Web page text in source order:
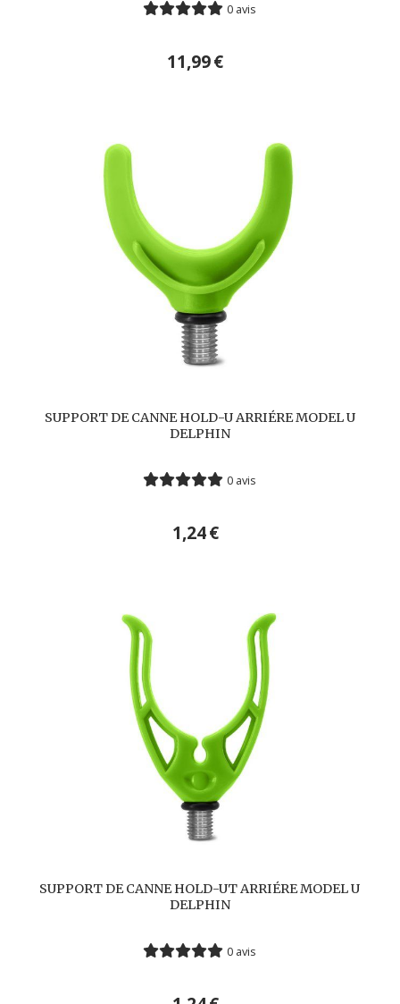
0 avis
11,99€
SUPPORT DE CANNE HOLD-U ARRIÉRE MODEL U
DELPHIN
0 avis
1,24€
SUPPORT DE CANNE HOLD-UT ARRIÉRE MODEL U
DELPHIN
0 avis